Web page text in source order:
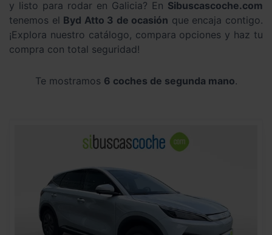
y listo para rodar en Galicia? En Sibuscascoche.com
tenemos el Byd Atto 3 de ocasión que encaja contigo.
¡Explora nuestro catálogo, compara opciones y haz tu
compra con total seguridad!
Te mostramos 6 coches de segunda mano.